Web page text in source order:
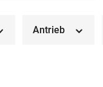
Antrieb